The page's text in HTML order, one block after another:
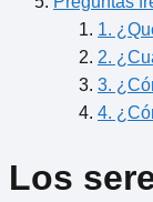
1.
2.
3.
4.
Los